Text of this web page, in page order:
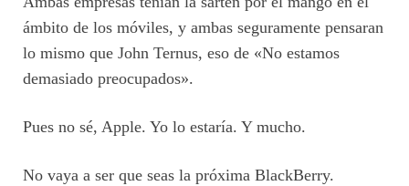
ámbito de los móviles, y ambas seguramente pensaran
lo mismo que John Ternus, eso de «No estamos
demasiado preocupados».
Pues no sé, Apple. Yo lo estaría. Y mucho.
No vaya a ser que seas la próxima BlackBerry.